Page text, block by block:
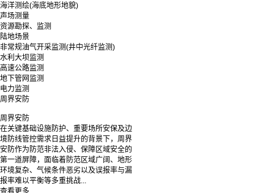
海洋测绘(海底地形地貌)
声场测量
资源勘探、监测
陆地场景
非常规油气开采监测(井中光纤监测)
水利大坝监测
高速公路监测
地下管网监测
电力监测
周界安防
周界安防
在关键基础设施防护、重要场所安保及边
境防线管控需求日益提升的背景下，周界
安防作为防范非法入侵、保障区域安全的
第一道屏障，面临着防范区域广阔、地形
环境复杂、气候条件恶劣以及误报率与漏
报率难以平衡等多重挑战...
查看更多